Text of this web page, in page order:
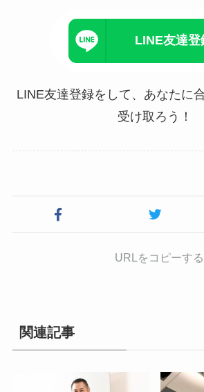
LINE友達登
LINE友達登録をして、あなたに
受け取ろう！
URLをコピーする
関連記事